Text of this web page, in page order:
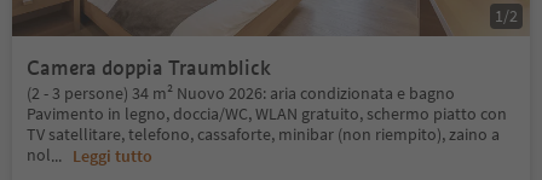
Camera doppia Traumblick
(2 - 3 persone) 34 m² Nuovo 2026: aria condizionata e bagno
Pavimento in legno, doccia/WC, WLAN gratuito, schermo piatto con
TV satellitare, telefono, cassaforte, minibar (non riempito), zaino a
nol... Leggi tutto
1 /2